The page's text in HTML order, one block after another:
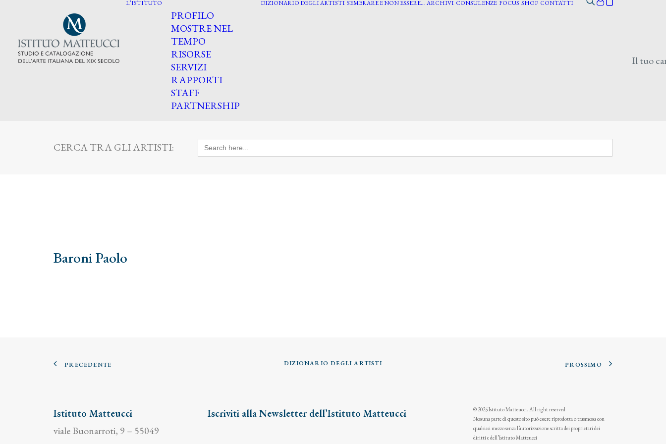
L’ISTITUTO
PROFILO
MOSTRE NEL
TEMPO
RISORSE
SERVIZI
RAPPORTI
STAFF
PARTNERSHIP
DIZIONARIO DEGLI ARTISTI SEMBRARE E NON ESSERE… ARCHIVI CONSULENZE FOCUS SHOP CONTATTI
Il tuo
CERCA TRA GLI ARTISTI: Search
for:
Baroni Paolo
PRECEDENTE DIZIONARIO DEGLI ARTISTI PROSSIMO
Istituto Matteucci
viale Buonarroti, 9 – 55049
Iscriviti alla Newsletter dell’Istituto Matteucci
© 2025 Istituto Matteucci. All right reserved
Nessuna parte di questo sito può essere riprodotta o trasmessa con
qualsiasi mezzo senza l’autorizzazione scritta dei proprietari dei
diritti e dell’Istituto Matteucci